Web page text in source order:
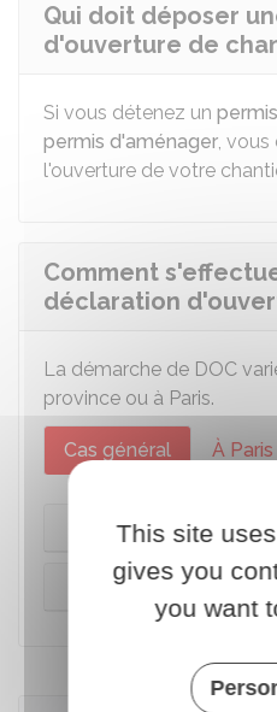
Qui doit déposer
d'ouverture de
Si vous détenez un
permis d'aménager, vous
l'ouverture de votre
Comment
déclaration
La démarche de DOC
province ou à Paris.
Cas général À Paris
Sur
This site
gives you
you want